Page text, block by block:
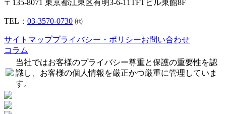
〒135-8071 東京都江東区有明3-6-11TFTビル東館8F
TEL： 03-3570-0730 ㈹
サイトマッププライバシー・ポリシーお問い合わせ
コラム
当社ではお客様のプライバシー尊重と保護の重要性を認
識し、お客様の個人情報を厳正かつ厳重に管理していま
す。